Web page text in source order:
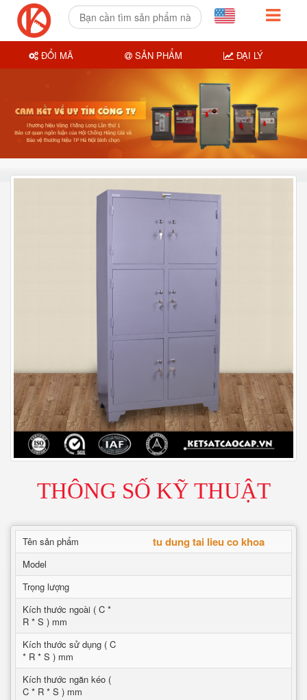
THÔNG SỐ KỸ THUẬT
Tên sản phẩm tu dung tai lieu co khoa
Model
Trọng lượng
Kích thước ngoài ( C *
R * S ) mm
Kích thước sử dụng ( C
* R * S ) mm
Kích thước ngăn kéo (
C * R * S ) mm
ĐỔI MÃ SẢN PHẨM ĐẠI LÝ